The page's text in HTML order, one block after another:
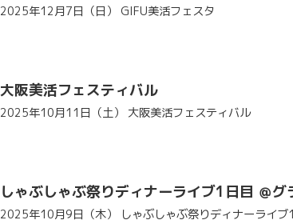
2025年12月7日（日） GIFU美活フェスタ
大阪美活フェスティバル
2025年10月11日（土） 大阪美活フェスティバル
しゃぶしゃぶ祭りディナーライブ1日目 ＠グ
2025年10月9日（木） しゃぶしゃぶ祭りディナーライブ